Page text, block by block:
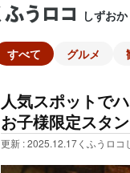
しずおか
すべて グルメ
人気スポットで
お子様限定スタ
更新 : 2025.12.17くふうロコ